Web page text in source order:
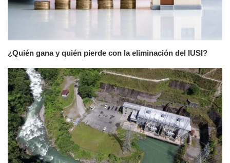
¿Quién gana y quién pierde con la eliminación del IUSI?